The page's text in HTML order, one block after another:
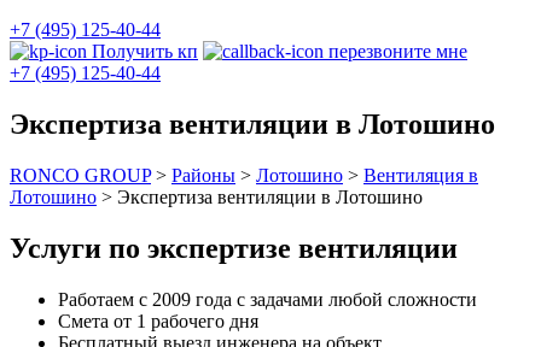
+7 (495) 125-40-44
Получить кп
перезвоните мне
+7 (495) 125-40-44
Экспертиза вентиляции в Лотошино
RONCO GROUP> Районы > Лотошино > Вентиляция в
Лотошино > Экспертиза вентиляции в Лотошино
Услуги по экспертизе вентиляции
Работаем с 2009 года с задачами любой сложности
Смета от 1 рабочего дня
Бесплатный выезд инженера на объект